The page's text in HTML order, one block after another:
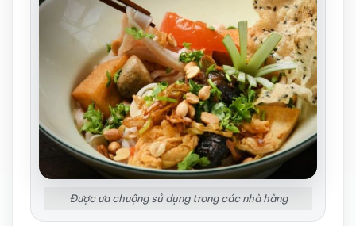
Được ưa chuộng sử dụng trong các nhà hàng